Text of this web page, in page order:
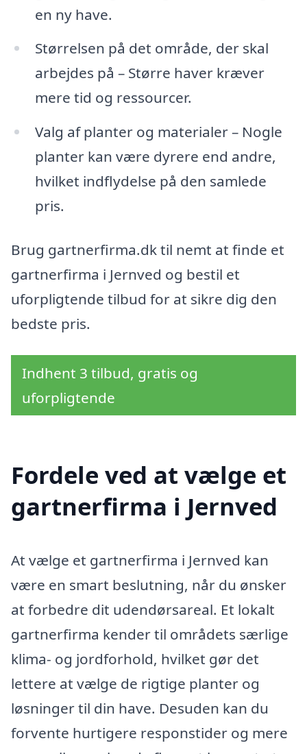
en ny have.
Størrelsen på det område, der skal
arbejdes på – Større haver kræver
mere tid og ressourcer.
Valg af planter og materialer – Nogle
planter kan være dyrere end andre,
hvilket indflydelse på den samlede
pris.
Brug gartnerfirma.dk til nemt at finde et
gartnerfirma i Jernved og bestil et
uforpligtende tilbud for at sikre dig den
bedste pris.
Indhent 3 tilbud, gratis og
uforpligtende
Fordele ved at vælge et
gartnerfirma i Jernved
At vælge et gartnerfirma i Jernved kan
være en smart beslutning, når du ønsker
at forbedre dit udendørsareal. Et lokalt
gartnerfirma kender til områdets særlige
klima- og jordforhold, hvilket gør det
lettere at vælge de rigtige planter og
løsninger til din have. Desuden kan du
forvente hurtigere responstider og mere